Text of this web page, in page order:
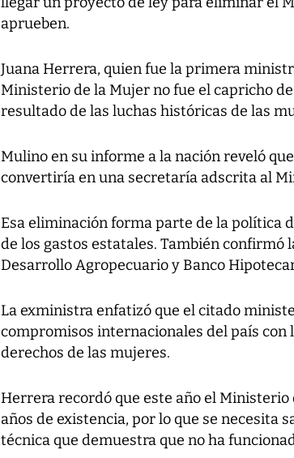
aprueben.
Juana Herrera, quien fue la primera
Ministerio de la Mujer no fue el capricho
resultado de las luchas históricas de las
Mulino en su informe a la nación reveló
convertiría en una secretaría adscrita al
Esa eliminación forma parte de la política
de los gastos estatales. También confirmó
Desarrollo Agropecuario y Banco
La exministra enfatizó que el citado
compromisos internacionales del país con
derechos de las mujeres.
Herrera recordó que este año el Ministerio
años de existencia, por lo que se necesita
técnica que demuestra que no ha